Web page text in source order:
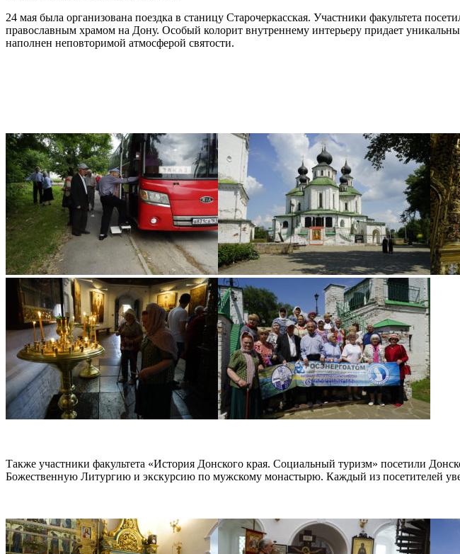
24 мая была организована поездка в станицу Старочеркасская. Участники факультета
православным храмом на Дону. Особый колорит внутреннему интерьеру придает
наполнен неповторимой атмосферой святости.
Также участники факультета «История Донского края. Социальный туризм» посетили
Божественную Литургию и экскурсию по мужскому монастырю. Каждый из посетителей